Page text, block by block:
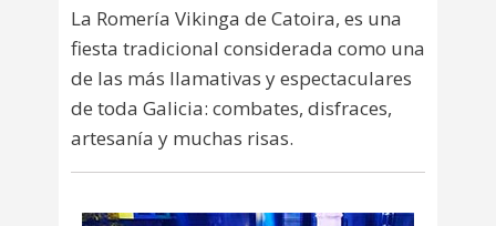
La Romería Vikinga de Catoira, es una
fiesta tradicional considerada como una
de las más llamativas y espectaculares
de toda Galicia: combates, disfraces,
artesanía y muchas risas.